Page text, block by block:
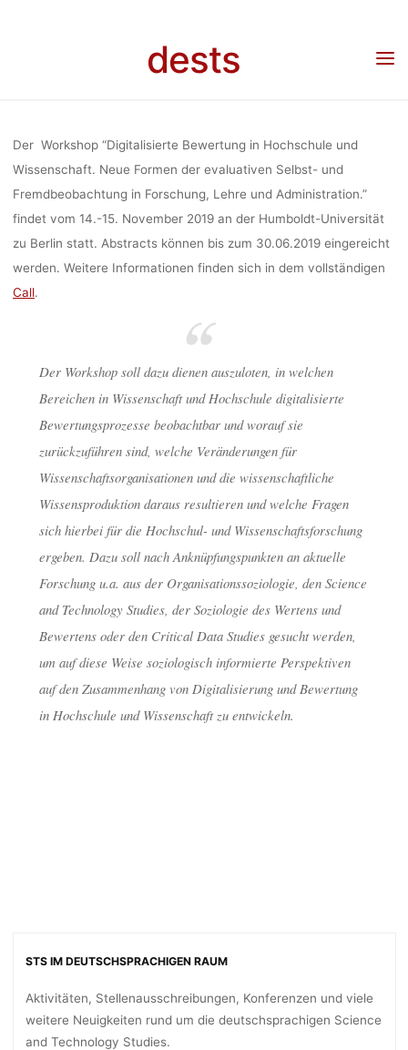
dests
UND
(14.-
BERLIN)
dests 30. April 2019
Call for Papers: Workshop “Digitalisierte Bewertung in Hochschule
Der Workshop “Digitalisierte Bewertung in Hochschule und
Wissenschaft. Neue Formen der evaluativen Selbst- und
Fremdbeobachtung in Forschung, Lehre und Administration.”
findet vom 14.-15. November 2019 an der Humboldt-Universität
zu Berlin statt. Abstracts können bis zum 30.06.2019 eingereicht
werden. Weitere Informationen finden sich in dem vollständigen
Call.
Der Workshop soll dazu dienen auszuloten, in welchen
Bereichen in Wissenschaft und Hochschule digitalisierte
Bewertungsprozesse beobachtbar und worauf sie
zurückzuführen sind, welche Veränderungen für
Wissenschaftsorganisationen und die wissenschaftliche
Wissensproduktion daraus resultieren und welche Fragen
sich hierbei für die Hochschul- und Wissenschaftsforschung
ergeben. Dazu soll nach Anknüpfungspunkten an aktuelle
Forschung u.a. aus der Organisationssoziologie, den Science
and Technology Studies, der Soziologie des Wertens und
Bewertens oder den Critical Data Studies gesucht werden,
um auf diese Weise soziologisch informierte Perspektiven
auf den Zusammenhang von Digitalisierung und Bewertung
in Hochschule und Wissenschaft zu entwickeln.
STS IM DEUTSCHSPRACHIGEN RAUM
Aktivitäten, Stellenausschreibungen, Konferenzen und viele
weitere Neuigkeiten rund um die deutschsprachigen Science
and Technology Studies.